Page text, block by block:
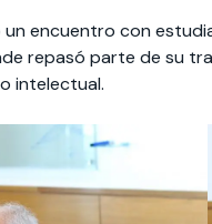
un encuentro con
repasó parte de su
intelectual.